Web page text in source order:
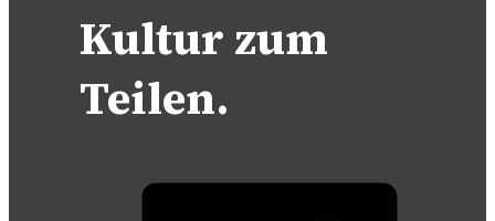
Kultur zum
Teilen.